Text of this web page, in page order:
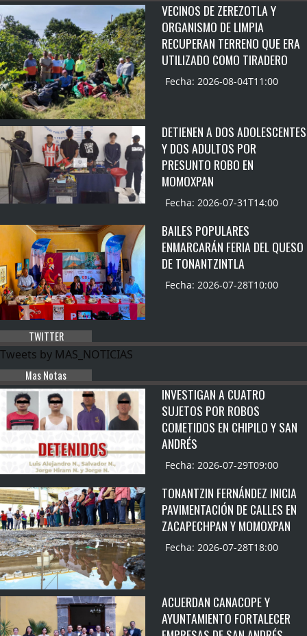
VECINOS DE ZEREZOTLA Y
ORGANISMO DE LIMPIA
RECUPERAN TERRENO QUE ERA
UTILIZADO COMO TIRADERO
Fecha: 2026-08-04T11:00
DETIENEN A DOS ADOLESCENTES
Y DOS ADULTOS POR
PRESUNTO ROBO EN
MOMOXPAN
Fecha: 2026-07-31T14:00
BAILES POPULARES
ENMARCARÁN FERIA DEL QUESO
DE TONANTZINTLA
Fecha: 2026-07-28T10:00
TWITTER
Tweets by MAS_NOTICIAS
Mas Notas
INVESTIGAN A CUATRO
SUJETOS POR ROBOS
COMETIDOS EN CHIPILO Y SAN
ANDRÉS
Fecha: 2026-07-29T09:00
TONANTZIN FERNÁNDEZ INICIA
PAVIMENTACIÓN DE CALLES EN
ZACAPECHPAN Y MOMOXPAN
Fecha: 2026-07-28T18:00
ACUERDAN CANACOPE Y
AYUNTAMIENTO FORTALECER